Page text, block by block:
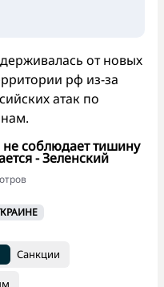
от новых
рф из-за
атак по
соблюдает тишину
- Зеленский
Санкции